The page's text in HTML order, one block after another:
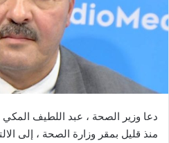
دعا وزير الصحة ، عبد اللطيف
منذ قليل بمقر وزارة الصحة ، إلى